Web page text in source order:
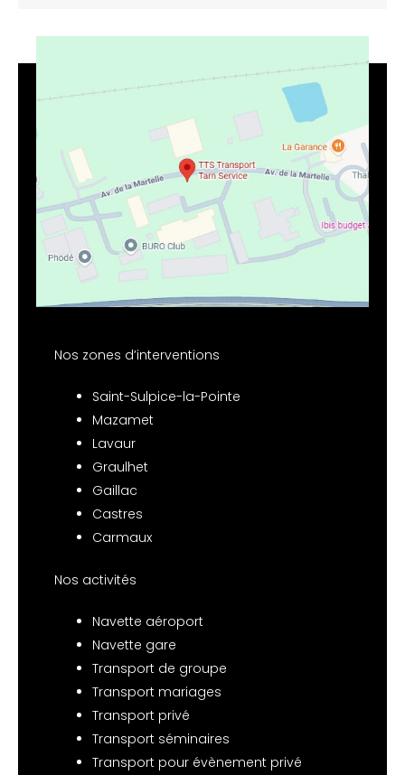
Nos zones d’interventions
Saint-Sulpice-la-Pointe
Mazamet
Lavaur
Graulhet
Gaillac
Castres
Carmaux
Nos activités
Navette aéroport
Navette gare
Transport de groupe
Transport mariages
Transport privé
Transport séminaires
Transport pour évènement privé